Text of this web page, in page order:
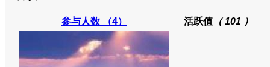
参与人数 （4） 活跃值 （ 101 ）